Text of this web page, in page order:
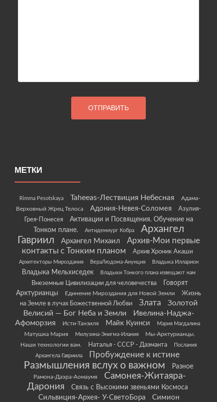
МЕТКИ
Rimma Pesotskaya Taheeas-Лествиция Небесная
Адама-
Верховный Жрец Телоса
Адония-Невея-Соломея
Азулия-
Грея-Понесея
Активации и Посвящения. Обучение на
Тонком плане.
Антидемиург Кобра
Архангел
Гавриил
Архангел Михаил
Архив-Мои первые
контакты с Тонким планом
Архив Хроник Акаши
Архитекторы Мироздания ВераЛюдома-Анунция Владыка Илларион
Владыка Мельхиседек Владыки Тонкого плана извещают нам
Внеземные Цивилизации для человечества
Говорят
Арктурианцы
Единение Мироздания для Новой Земли
Жизнь
на Земле в лучах Божественной Любви
Злата
Золотой
Велисий — Бог Неба и Земли
Ивелина-Наджа-
Афоморзия
Исти-Танзиля Майк Куинси Мария Магдалина
Матушка Мария Милузина-Энигма-Илания
Мы-Арктурианцы.
Наши технологии вам.
Наталья - СССР - Даэманта
Послания
Архангела Гавриила
Пробуждение к истине
Размышления вслух о важном Разное
Рамона-Даэра-Аомаумя
Самонея-Житаяра-
Дарония
Связь с Высокими звеньями Космоса
Сильвиция-Архея- У-СветоБора Симион